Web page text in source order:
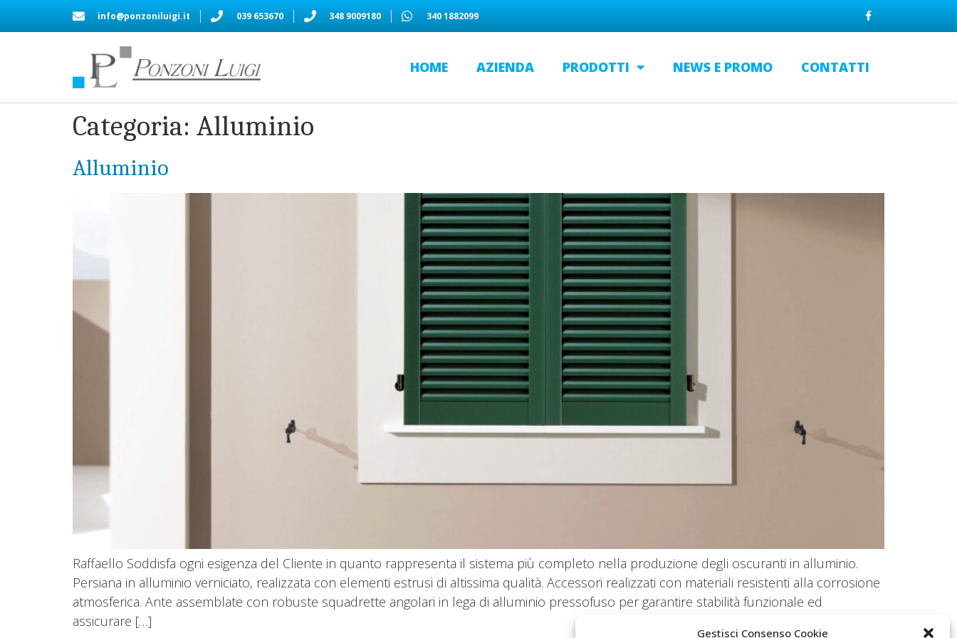
Gestisci Consenso Cookie
info@ponzoniluigi.it 039 653670 348 9009180 340 1882099
HOME AZIENDA PRODOTTI NEWS E PROMO CONTATTI
Categoria: Alluminio
Alluminio
Raffaello Soddisfa ogni esigenza del Cliente in quanto rappresenta il sistema più completo nella produzione degli oscuranti in alluminio.
Persiana in alluminio verniciato, realizzata con elementi estrusi di altissima qualità. Accessori realizzati con materiali resistenti alla corrosione
atmosferica. Ante assemblate con robuste squadrette angolari in lega di alluminio pressofuso per garantire stabilità funzionale ed
assicurare […]